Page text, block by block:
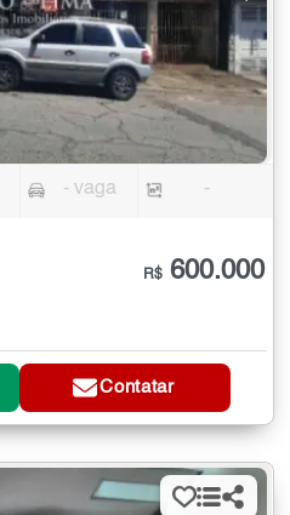
- vaga -
R$ 600.000
Contatar